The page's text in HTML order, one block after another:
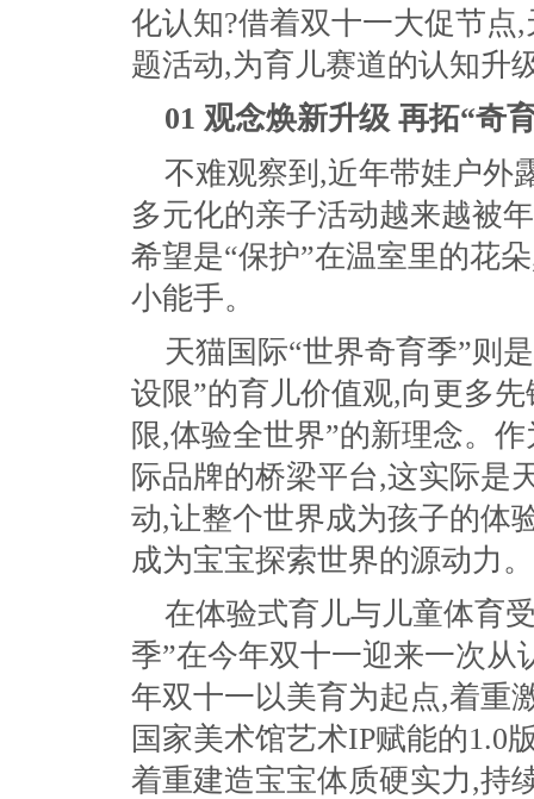
化认知?借着双十一大促节点
题活动,为育儿赛道的认知升
01 观念焕新升级 再拓“奇
不难观察到,近年带娃户外
多元化的亲子活动越来越被
希望是“保护”在温室里的花
小能手。
天猫国际“世界奇育季”则
设限”的育儿价值观,向更多
限,体验全世界”的新理念。
际品牌的桥梁平台,这实际是
动,让整个世界成为孩子的体
成为宝宝探索世界的源动力。
在体验式育儿与儿童体育
季”在今年双十一迎来一次从
年双十一以美育为起点,着重
国家美术馆艺术IP赋能的1.0
着重建造宝宝体质硬实力,持